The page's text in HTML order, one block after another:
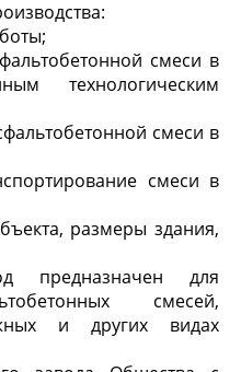
смеси в
технологическим
смеси в
смеси в
размеры здания,
предназначен для
смесей,
и других видах